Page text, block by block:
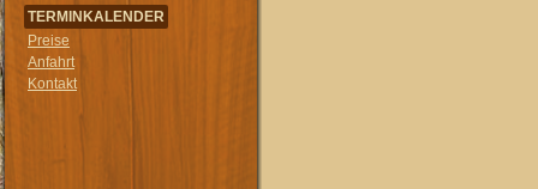
TERMINKALENDER
Preise
Anfahrt
Kontakt